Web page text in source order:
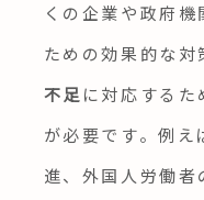
くの企業や政府
ための効果的な対
不足に対応する
が必要です。例え
進、外国人労働者